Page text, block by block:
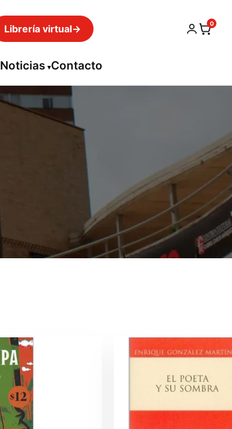
Librería virtual→ 0
Noticias Contacto